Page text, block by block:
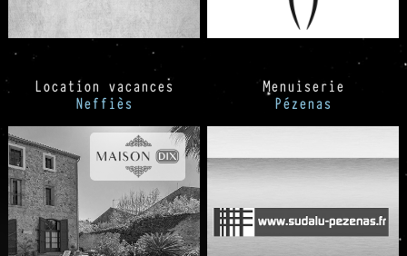
Location vacances
Neffiès
Menuiserie
Pézenas